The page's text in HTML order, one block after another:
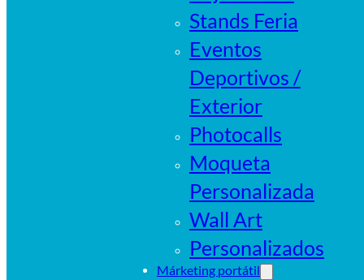
Stands Feria
Eventos
Deportivos /
Exterior
Photocalls
Moqueta
Personalizada
Wall Art
Personalizados
Márketing portátil